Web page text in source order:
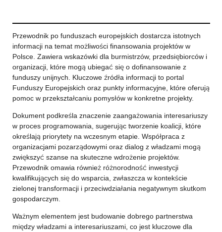
Przewodnik po funduszach europejskich dostarcza istotnych
informacji na temat możliwości finansowania projektów w
Polsce. Zawiera wskazówki dla burmistrzów, przedsiębiorców i
organizacji, które mogą ubiegać się o dofinansowanie z
funduszy unijnych. Kluczowe źródła informacji to portal
Funduszy Europejskich oraz punkty informacyjne, które oferują
pomoc w przekształcaniu pomysłów w konkretne projekty.
Dokument podkreśla znaczenie zaangażowania interesariuszy
w proces programowania, sugerując tworzenie koalicji, które
określają priorytety na wczesnym etapie. Współpraca z
organizacjami pozarządowymi oraz dialog z władzami mogą
zwiększyć szanse na skuteczne wdrożenie projektów.
Przewodnik omawia również różnorodność inwestycji
kwalifikujących się do wsparcia, zwłaszcza w kontekście
zielonej transformacji i przeciwdziałania negatywnym skutkom
gospodarczym.
Ważnym elementem jest budowanie dobrego partnerstwa
między władzami a interesariuszami, co jest kluczowe dla